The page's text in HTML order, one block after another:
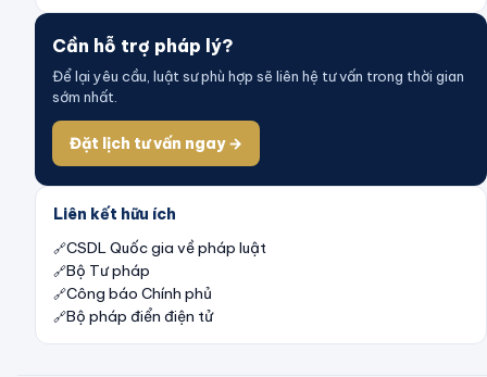
Cần hỗ trợ pháp lý?
Để lại yêu cầu, luật sư phù hợp sẽ liên hệ tư vấn trong thời gian
sớm nhất.
Đặt lịch tư vấn ngay →
Liên kết hữu ích
CSDL Quốc gia về pháp luật
Bộ Tư pháp
Công báo Chính phủ
Bộ pháp điển điện tử